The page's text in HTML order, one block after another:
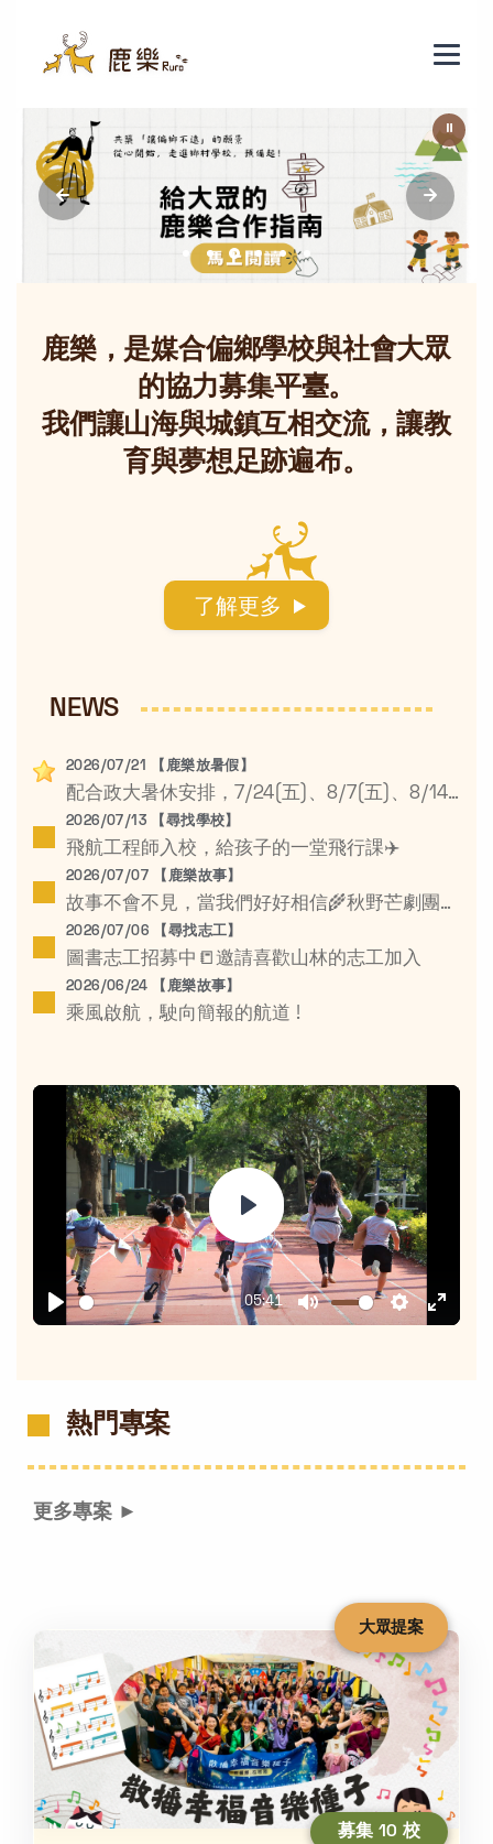
鹿樂 - 偏鄉教育群力平臺
鹿樂，是媒合偏鄉學校與社會大眾
的協力募集平臺。
我們讓山海與城鎮互相交流，讓教
育與夢想足跡遍布。
NEWS
2026/07/21 【鹿樂放暑假】
配合政大暑休安排，7/24(五)、8/7(五)、8/14(五)為暑假休息日☀️
2026/07/13 【尋找學校】
飛航工程師入校，給孩子的一堂飛行課✈️
2026/07/07 【鹿樂故事】
故事不會不見，當我們好好相信🌾秋野芒劇團鄉村學校公益巡演
2026/07/06 【尋找志工】
圖書志工招募中📒邀請喜歡山林的志工加入
2026/06/24 【鹿樂故事】
乘風啟航，駛向簡報的航道 !
Play
05:41
Mute Settings
Enter
Play
熱門專案
更多專案 ►
大眾提案
募集 10 校